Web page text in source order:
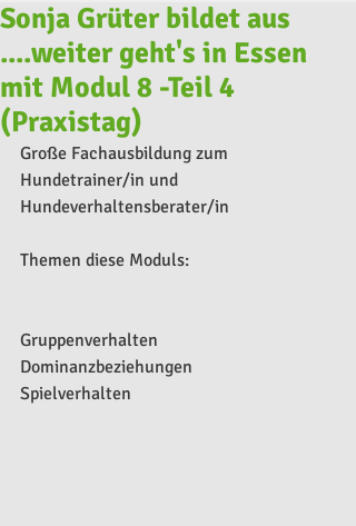
Sonja Grüter bildet aus
....weiter geht's in Essen
mit Modul 8 -Teil 4
(Praxistag)
Große Fachausbildung zum
Hundetrainer/in und
Hundeverhaltensberater/in
Themen diese Moduls:
Gruppenverhalten
Dominanzbeziehungen
Spielverhalten